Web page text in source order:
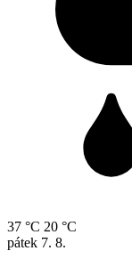
37 °C 20 °C
pátek 7. 8.